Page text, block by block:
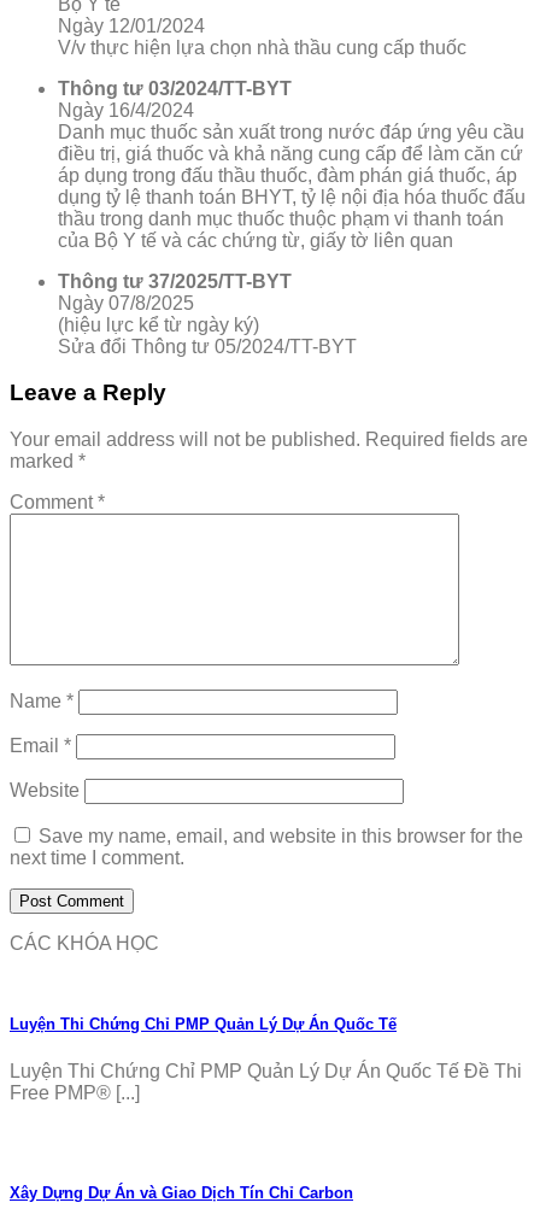
Ngày 12/01/2024
V/v thực hiện lựa chọn nhà thầu cung cấp thuốc
Thông tư 03/2024/TT-BYT
Ngày 16/4/2024
Danh mục thuốc sản xuất trong nước đáp ứng yêu cầu
điều trị, giá thuốc và khả năng cung cấp để làm căn cứ
áp dụng trong đấu thầu thuốc, đàm phán giá thuốc, áp
dụng tỷ lệ thanh toán BHYT, tỷ lệ nội địa hóa thuốc đấu
thầu trong danh mục thuốc thuộc phạm vi thanh toán
của Bộ Y tế và các chứng từ, giấy tờ liên quan
Thông tư 37/2025/TT-BYT
Ngày 07/8/2025
(hiệu lực kể từ ngày ký)
Sửa đổi Thông tư 05/2024/TT-BYT
Leave a Reply
Your email address will not be published. Required fields are
marked *
Comment*
Name *
Email *
Website
Save my name, email, and website in this browser for the
next time I comment.
CÁC KHÓA HỌC
Luyện Thi Chứng Chỉ PMP Quản Lý Dự Án Quốc Tế
Luyện Thi Chứng Chỉ PMP Quản Lý Dự Án Quốc Tế Đề Thi
Free PMP® [...]
Xây Dựng Dự Án và Giao Dịch Tín Chỉ Carbon